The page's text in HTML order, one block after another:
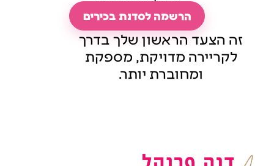
הרשמה לסדנת בכירים
זה הצעד הראשון שלך בדרך
לקריירה מדויקת, מספקת
ומחוברת יותר.